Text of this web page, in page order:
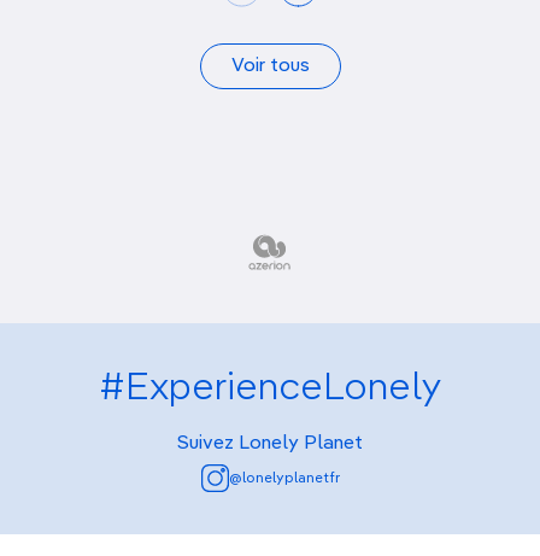
Voir tous
#ExperienceLonely
Suivez Lonely Planet
@lonelyplanetfr